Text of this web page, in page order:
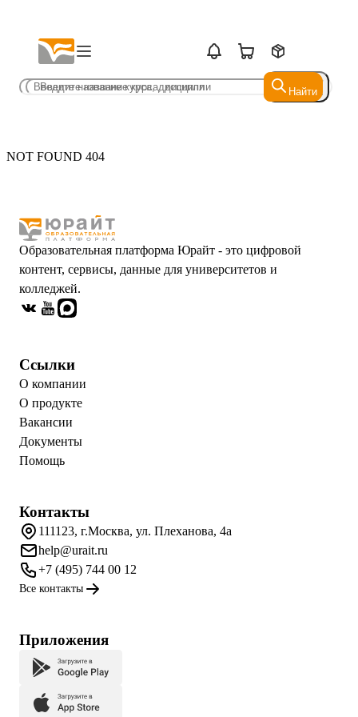
Найти
Найти
NOT FOUND 404
Образовательная платформа Юрайт - это цифровой
контент, сервисы, данные для университетов и
колледжей.
Ссылки
О компании
О продукте
Вакансии
Документы
Помощь
Контакты
111123, г.Москва, ул. Плеханова, 4а
help@urait.ru
+7 (495) 744 00 12
Все контакты
Приложения